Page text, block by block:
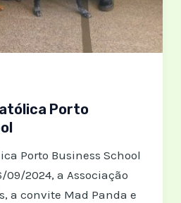
Porto
Porto Business School
09/2024, a Associação
a convite Mad Panda e